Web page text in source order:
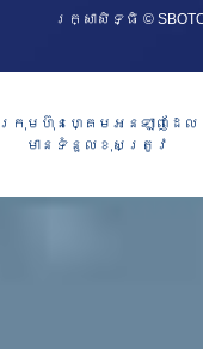
រក្សាសិទ្ធិ ©
ក្រុមហ៊ុនហ្គេមអនឡាញដែល
មានទំនួលខុសត្រូវ